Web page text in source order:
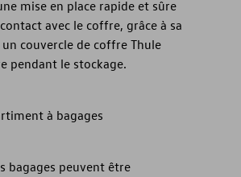
mise en place rapide et sûre
avec le coffre, grâce à sa
couvercle de coffre Thule
pendant le stockage.
à bagages
bagages peuvent être